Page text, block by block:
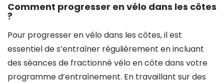
Comment progresser en vélo dans les côtes
?
Pour progresser en vélo dans les côtes, il est
essentiel de s’entraîner régulièrement en incluant
des séances de fractionné vélo en côte dans votre
programme d’entraînement. En travaillant sur des